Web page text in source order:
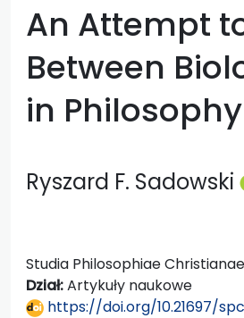
An Attempt
Between
in Philosophy
Ryszard F. Sadowski
Studia Philosophiae Christianae
Dział:Artykuły naukowe
https://doi.org/10.21697/